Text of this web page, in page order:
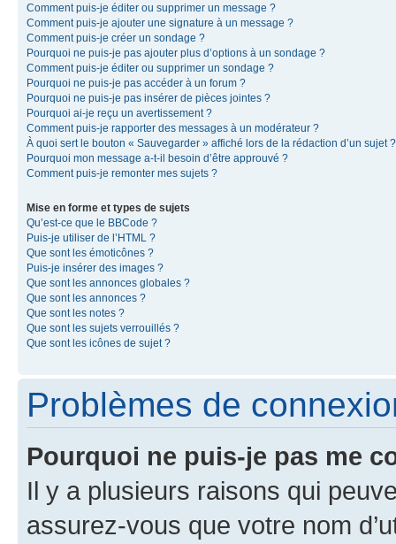
Comment puis-je éditer ou supprimer un message ?
Comment puis-je ajouter une signature à un message ?
Comment puis-je créer un sondage ?
Pourquoi ne puis-je pas ajouter plus d’options à un sondage ?
Comment puis-je éditer ou supprimer un sondage ?
Pourquoi ne puis-je pas accéder à un forum ?
Pourquoi ne puis-je pas insérer de pièces jointes ?
Pourquoi ai-je reçu un avertissement ?
Comment puis-je rapporter des messages à un modérateur ?
À quoi sert le bouton « Sauvegarder » affiché lors de la rédaction d’un sujet ?
Pourquoi mon message a-t-il besoin d’être approuvé ?
Comment puis-je remonter mes sujets ?
Mise en forme et types de sujets
Qu’est-ce que le BBCode ?
Puis-je utiliser de l’HTML ?
Que sont les émoticônes ?
Puis-je insérer des images ?
Que sont les annonces globales ?
Que sont les annonces ?
Que sont les notes ?
Que sont les sujets verrouillés ?
Que sont les icônes de sujet ?
Problèmes de
Pourquoi ne puis-je pas me
Il y a plusieurs raisons qui
assurez-vous que votre nom